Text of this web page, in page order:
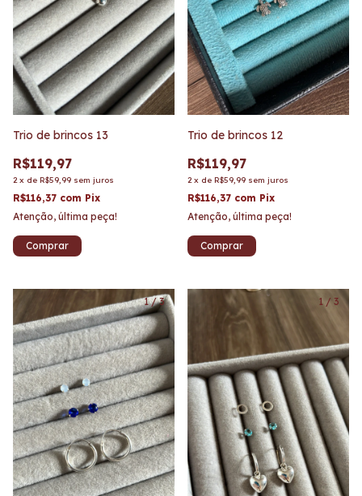
Trio de brincos 13
R$119,97
2 x de R$59,99 sem juros
R$116,37 com Pix
Atenção, última peça!
Trio de brincos 12
R$119,97
2 x de R$59,99 sem juros
R$116,37 com Pix
Atenção, última peça!
1/3 1/3